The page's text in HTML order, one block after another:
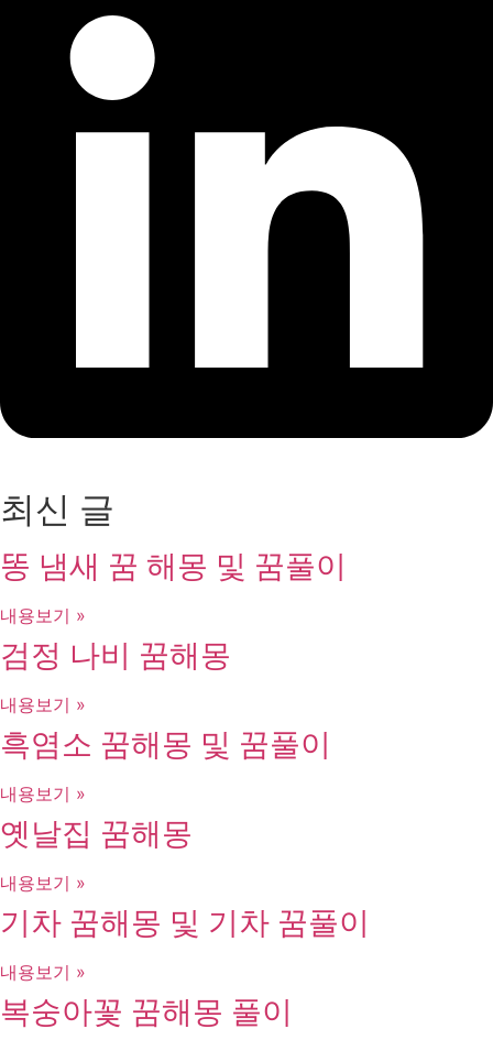
최신 글
똥 냄새 꿈 해몽 및 꿈풀이
내용보기 »
검정 나비 꿈해몽
내용보기 »
흑염소 꿈해몽 및 꿈풀이
내용보기 »
옛날집 꿈해몽
내용보기 »
기차 꿈해몽 및 기차 꿈풀이
내용보기 »
복숭아꽃 꿈해몽 풀이